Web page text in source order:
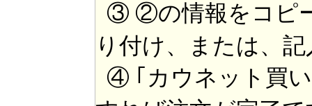
③ ②の情報をコピ
り付け、または、
④ ｢カウネット買